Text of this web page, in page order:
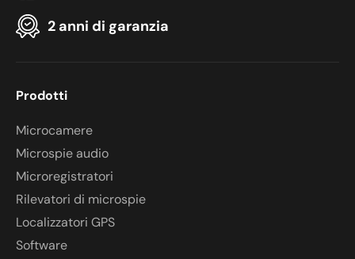
2 anni di garanzia
Prodotti
Microcamere
Microspie audio
Microregistratori
Rilevatori di microspie
Localizzatori GPS
Software